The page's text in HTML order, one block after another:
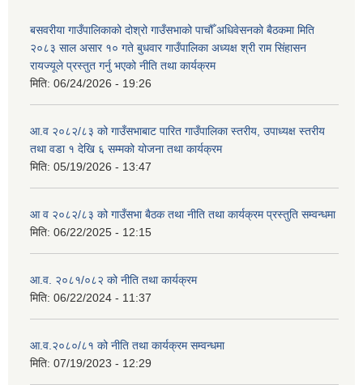
बसवरीया गाउँपालिकाको दोश्रो गाउँसभाको पाचौँ अधिवेसनको बैठकमा मिति
२०८३ साल असार १० गते बुधवार गाउँपालिका अध्यक्ष श्री राम सिंहासन
रायज्यूले प्रस्तुत गर्नु भएको नीति तथा कार्यक्रम
मिति: 06/24/2026 - 19:26
आ.व २०८२/८३ को गाउँसभाबाट पारित गाउँपालिका स्तरीय, उपाध्यक्ष स्तरीय
तथा वडा १ देखि ६ सम्मको योजना तथा कार्यक्रम
मिति: 05/19/2026 - 13:47
आ व २०८२/८३ को गाउँसभा बैठक तथा नीति तथा कार्यक्रम प्रस्तुति सम्वन्धमा
मिति: 06/22/2025 - 12:15
आ.व. २०८१/०८२ को नीति तथा कार्यक्रम
मिति: 06/22/2024 - 11:37
आ.व.२०८०/८१ को नीति तथा कार्यक्रम सम्वन्धमा
मिति: 07/19/2023 - 12:29